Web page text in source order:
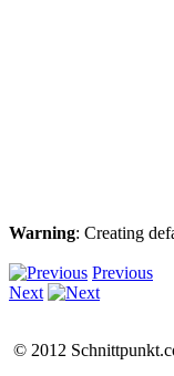
Warning: Creating
Previous
Next
© 2012